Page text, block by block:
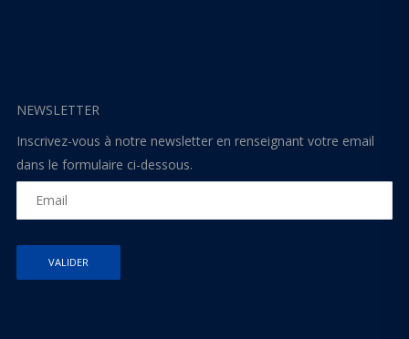
NEWSLETTER
Inscrivez-vous à notre newsletter en renseignant votre email
dans le formulaire ci-dessous.